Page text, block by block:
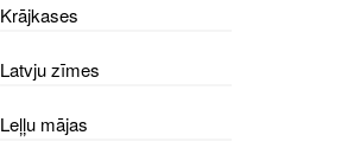
Krājkases
Latvju zīmes
Leļļu mājas